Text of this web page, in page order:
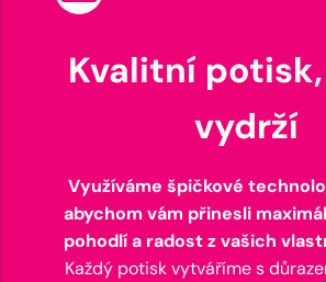
Kvalitní
vydrží
Využíváme špičkové
abychom vám přinesli
pohodlí a radost z vašich
Každý potisk vytváříme s